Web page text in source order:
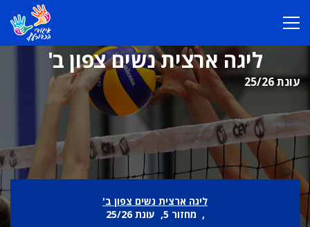
ליגה ארצית נשים צפון ב'
עונת 25/26
ליגה ארצית נשים צפון ב'
, מחזור 5, עונת 25/26